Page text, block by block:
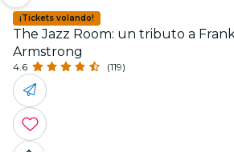
¡Tickets volando!
The Jazz Room: un tributo a
Armstrong
4.6 (119)